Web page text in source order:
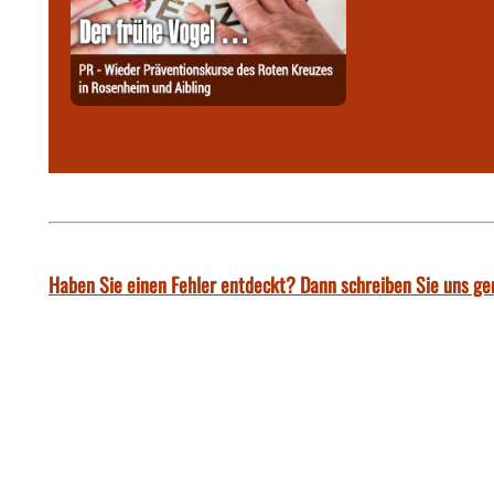
Haben Sie einen Fehler entdeckt? Dann schreiben Sie uns